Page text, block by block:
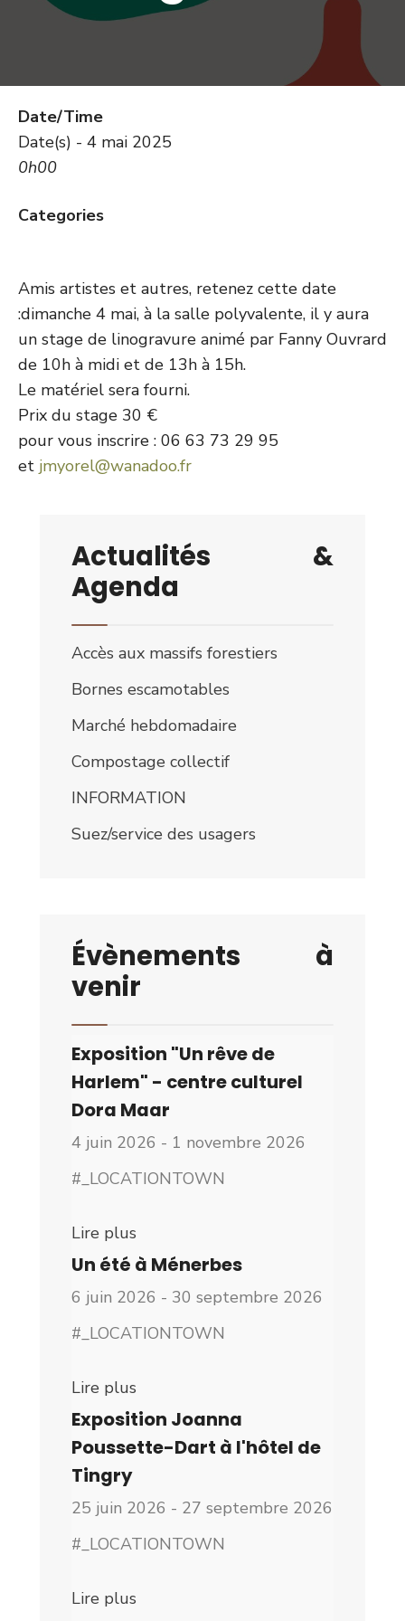
Date/Time
Date(s) - 4 mai 2025
0h00
Categories
Amis artistes et autres, retenez cette date
:dimanche 4 mai, à la salle polyvalente, il y aura
un stage de linogravure animé par Fanny Ouvrard
de 10h à midi et de 13h à 15h.
Le matériel sera fourni.
Prix du stage 30 €
pour vous inscrire : 06 63 73 29 95
et jmyorel@wanadoo.fr
Actualités &
Agenda
Accès aux massifs forestiers
Bornes escamotables
Marché hebdomadaire
Compostage collectif
INFORMATION
Suez/service des usagers
Évènements à
venir
Exposition "Un rêve de
Harlem" - centre culturel
Dora Maar
4 juin 2026 - 1 novembre 2026
#_LOCATIONTOWN
Lire plus
Un été à Ménerbes
6 juin 2026 - 30 septembre 2026
#_LOCATIONTOWN
Lire plus
Exposition Joanna
Poussette-Dart à l'hôtel de
Tingry
25 juin 2026 - 27 septembre 2026
#_LOCATIONTOWN
Lire plus